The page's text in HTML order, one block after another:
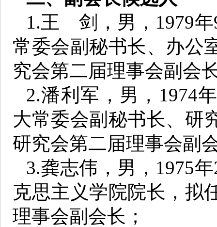
1.王 剑，男，1979年
常委会副秘书长、办公
究会第二届理事会副会
2.潘利军，男，1974
大常委会副秘书长、研
研究会第二届理事会副
3.龚志伟，男，1975
克思主义学院院长，拟
理事会副会长；